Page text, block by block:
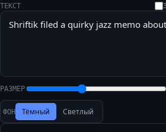
ТЕКСТ
РАЗМЕР
ФОН Тёмный Светлый